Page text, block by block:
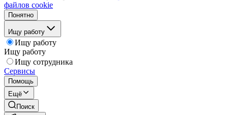
файлов cookie
Понятно
Ищу работу
Ищу работу
Ищу работу
Ищу сотрудника
Сервисы
Помощь
Ещё
Поиск